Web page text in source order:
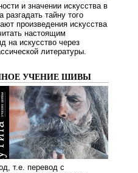
и значении искусства в
тайну того
произведения искусства
настоящим
на искусство через
литературы.
УЧЕНИЕ ШИВЫ
т.е. перевод с